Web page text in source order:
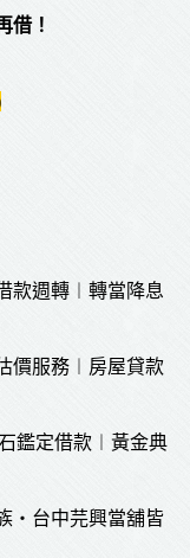
借！
款週轉︱轉當降息
價服務︱房屋貸款
鑑定借款︱黃金典
‧台中芫興當舖皆